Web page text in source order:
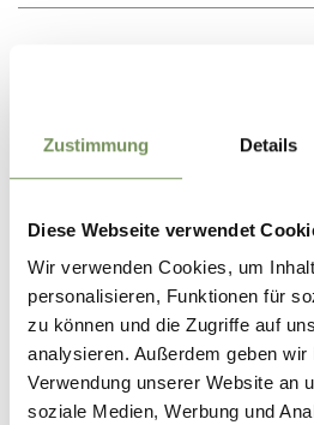
Zustimmung Details
Diese Webseite verwendet
Wir verwenden Cookies, um
personalisieren, Funktionen für
zu können und die Zugriffe auf
analysieren. Außerdem geben
Verwendung unserer Website an
soziale Medien, Werbung und
09:00 - 18:00
Nourriture chaude
Categories
Gasthaus